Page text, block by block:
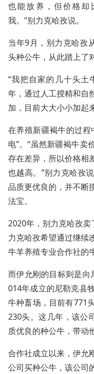
也能放养，但价格却
我。”别力克哈孜说。
当年9月，别力克哈孜
头种公牛，从此踏上了
“我把自家的几十头土
年，通过人工授精和自
加，目前大大小小加起
在养殖新疆褐牛的过
电”。“虽然新疆褐牛卖
存在差异，所以价格相
也越高。”别力克哈孜
品质更优良的，并不断
法宝。
2020年，别力克哈孜
力克哈孜希望通过继续
牛羊养殖专业合作社的
而伊允刚的目标则是
014年成立的尼勒克县
牛种畜场，目前有771
230头。这几年，该公
质优良的种公牛，带动
合作社成立以来，伊允
公司买种公牛，该公司